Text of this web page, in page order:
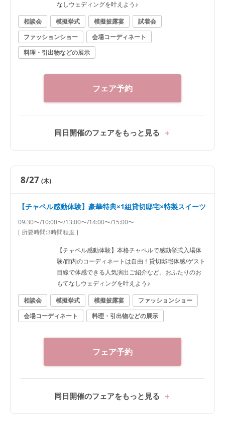
なしウェディングを叶えよう♪
相談会
模擬挙式 模擬披露宴
試着会
ファッションショー
会場コーディネート
料理・引出物などの展示
フェア予約
同日開催のフェアをもっと見る
8/27 (木)
【チャペル感動体験】豪華特典×1組貸切邸宅×特製スイーツ
09:30〜/10:00〜/13:00〜/14:00〜/15:00〜
[ 所要時間:3時間程度]
【チャペル感動体験】本格チャペルで感動挙式入場体
験/館内のコーディネートは自由！貸切邸宅体感/ゲスト
目線で体感できる人気演出ご紹介など。おふたりのお
もてなしウェディングを叶えよう♪
相談会
模擬挙式 模擬披露宴
ファッションショー
会場コーディネート
料理・引出物などの展示
フェア予約
同日開催のフェアをもっと見る